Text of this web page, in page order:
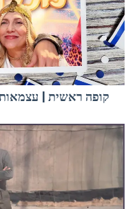
קופה ראשית | עצמאות